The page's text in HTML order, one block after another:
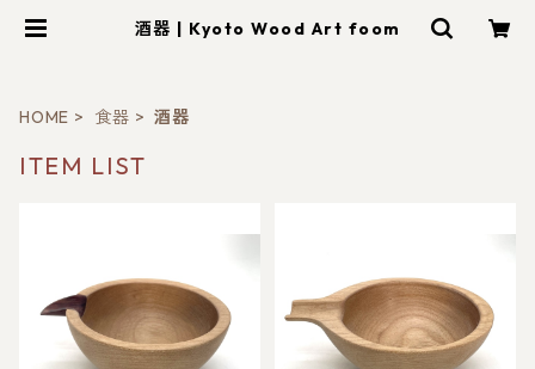
酒器 | Kyoto Wood Art foom
HOME 食器 酒器
ITEM LIST